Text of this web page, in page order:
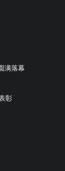
满落幕
彰